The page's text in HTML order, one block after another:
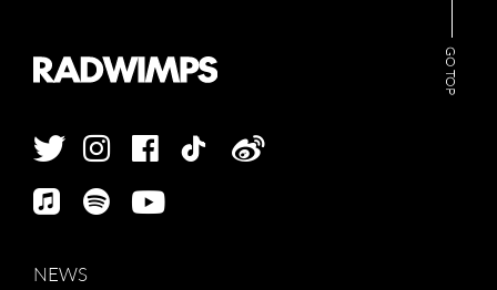
GO TOP
NEWS